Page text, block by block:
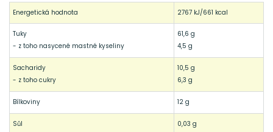
Energetická hodnota 2767 kJ/661 kcal
Tuky
- z toho nasycené mastné kyseliny
61,6 g
4,5 g
Sacharidy
- z toho cukry
10,5 g
6,3 g
Bílkoviny 12 g
Sůl 0,03 g